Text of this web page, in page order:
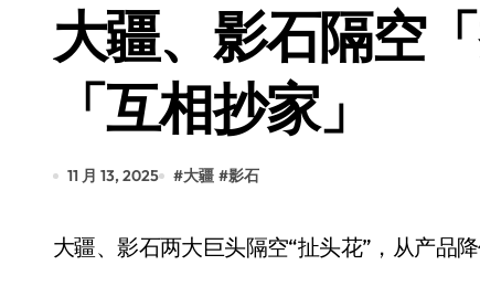
400层堆叠、性能翻倍 三星把最新
召回X9、合作大众遇冷、高端梦碎
比Model 3便宜？不，比Model 3
别再用汽车USB给MacBook充电了
大疆、影石隔空
「互相抄家」
11 月 13, 2025 #大疆 #影石
大疆、影石两大巨头隔空“扯头花”，从产品